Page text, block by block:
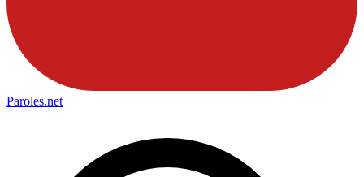
Paroles.net